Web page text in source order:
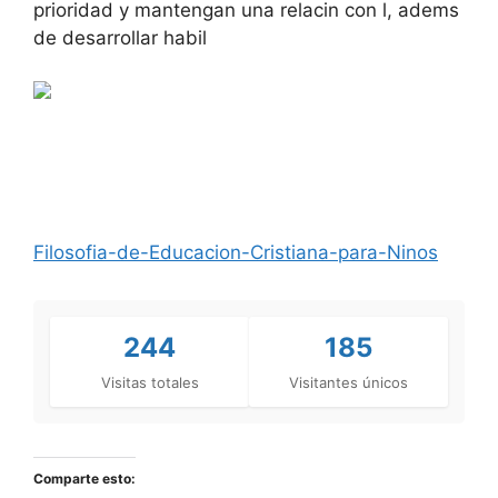
prioridad y mantengan una relacin con l, adems
de desarrollar habil
Filosofia-de-Educacion-Cristiana-para-Ninos
244
Visitas totales
185
Visitantes únicos
Comparte esto: